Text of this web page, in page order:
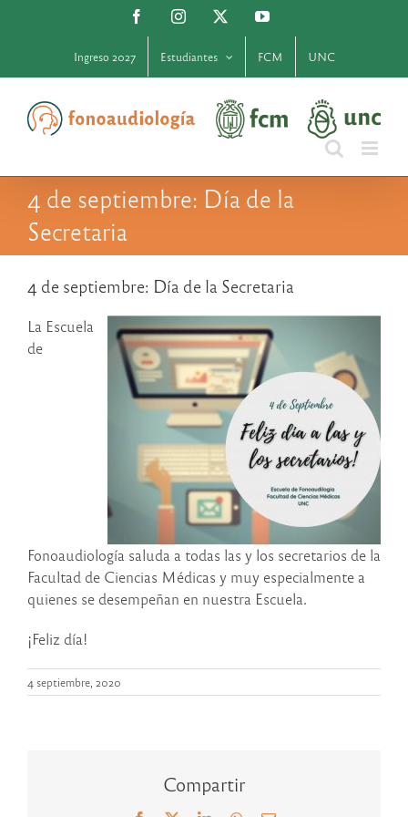
FacebookInstagram YouTube
Ingreso 2027 Estudiantes FCM UNC
4 de septiembre: Día de la
Secretaria
4 de septiembre: Día de la Secretaria
La Escuela
de
Fonoaudiología saluda a todas las y los secretarios de la
Facultad de Ciencias Médicas y muy especialmente a
quienes se desempeñan en nuestra Escuela.
¡Feliz día!
4 septiembre, 2020
Compartir